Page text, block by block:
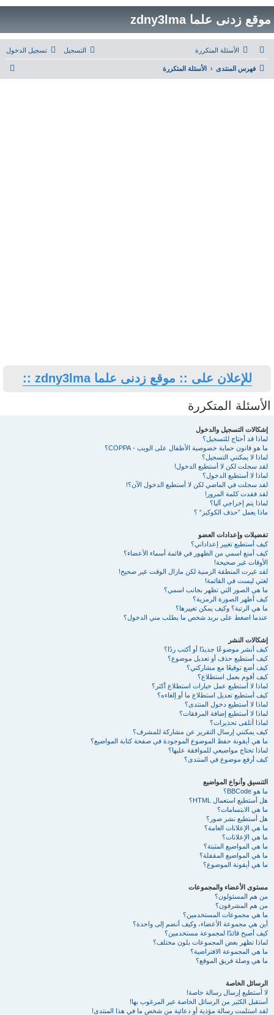
موقع زدنى علما zdny3lma
الأسئلة المتكررة تسجيل الدخول التسجيل
فهرس المنتدى الأسئلة المتكررة
للإعلان على :: موقع زدنى علما zdny3lma ::
الأسئلة المتكررة
إشكالات التسجيل والدخول
لماذا قد أحتاج للتسجيل؟
ما هو قانون حماية خصوصية الأطفال على الويب - COPPA؟
لماذا لا يمكنني التسجيل؟
لقد سجلت لكن لا أستطيع الدخول!
لماذا لا أستطيع الدخول؟
لقد سجلت في الماضي لكن لا أستطيع الدخول الآن؟!
لقد فقدت كلمة المرور!
لماذا يتم إخراجي آليا؟
ماذا يعمل ”حذف الكوكيز“ ؟
تفضيلات وإعدادات العضو
كيف أستطيع تغيير إعداداتي؟
كيف أمنع اسمي من الظهور في قائمة أسماء الأعضاء؟
الأوقات غير صحيحة!
لقد غيرت المنطقة الزمنية لكن مازال الوقت غير صحيح!
لغتي ليست في القائمة!
ما هي الصور التي تظهر بجانب اسمي؟
كيف أظهر الصورة الرمزية؟
ما هي الرتبة؟ وكيف يمكن تغييرها؟
عندما اضغط على بريد شخص ما يطلب مني الدخول؟
إشكالات النشر
كيف أنشر موضوعًا جديدًا أو أكتب ردًا؟
كيف أستطيع حذف أو تعديل موضوع؟
كيف أضع توقيعًا مع مشاركتي؟
كيف أقوم بعمل استطلاع؟
لماذا لا أستطيع عمل خيارات استطلاع أكثر؟
كيف أستطيع تعديل استطلاع ما أو إلغاءه؟
لماذا لا أستطيع دخول المنتدى؟
لماذا لا أستطيع إضافة المرفقات؟
لماذا أتلقى تحذيرات؟
كيف يمكنني إرسال التقرير عن مشاركة للمشرف؟
ما هي أيقونة حفظ الموضوع الموجودة في صفحة كتابة المواضيع؟
لماذا تحتاج مواضيعي للموافقة عليها؟
كيف أرفع موضوع في المنتدى؟
التنسيق وأنواع المواضيع
ما هو BBCode؟
هل أستطيع استعمال HTML؟
ما هي الابتسامات؟
هل أستطيع نشر صور؟
ما هي الإعلانات العامة؟
ما هي الإعلانات؟
ما هي المواضيع المثبتة؟
ما هي المواضيع المقفلة؟
ما هي أيقونة الموضوع؟
مستوى الأعضاء والمجموعات
من هم المسئولون؟
من هم المشرفون؟
ما هي مجموعات المستخدمين؟
أين هي مجموعة الأعضاء، وكيف أنضم إلى واحدة؟
كيف أصبح قائدًا لمجموعة مستخدمين؟
لماذا تظهر بعض المجموعات بلون مختلف؟
ما هي المجموعة الافتراضية؟
ما هي وصلة فريق الموقع؟
الرسائل الخاصة
لا أستطيع إرسال رسالة خاصة!
أستقبل الكثير من الرسائل الخاصة غير المرغوب بها!
لقد استلمت رسالة مؤذية أو دعائية من شخص ما في هذا المنتدى!